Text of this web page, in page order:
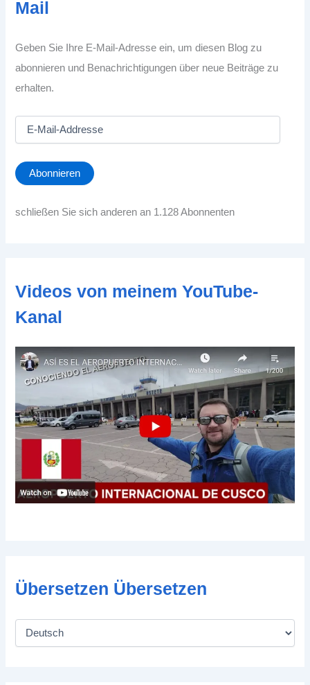
Mail
Geben Sie Ihre E-Mail-Adresse ein, um diesen Blog zu
abonnieren und Benachrichtigungen über neue Beiträge zu
erhalten.
a
i
A
s
e
Abonnieren
schließen Sie sich anderen an 1.128 Abonnenten
Videos von meinem YouTube-
Kanal
Übersetzen Übersetzen